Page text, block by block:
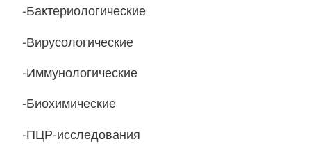
-Бактериологические
-Вирусологические
-Иммунологические
-Биохимические
-ПЦР-исследования